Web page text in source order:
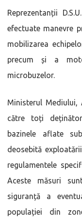
Reprezentanții
efectuate manevre
mobilizarea
precum și a
microbuzelor.
Ministerul Mediului,
către toți
bazinele aflate
deosebită
regulamentele
Aceste măsuri
siguranță a
populației din